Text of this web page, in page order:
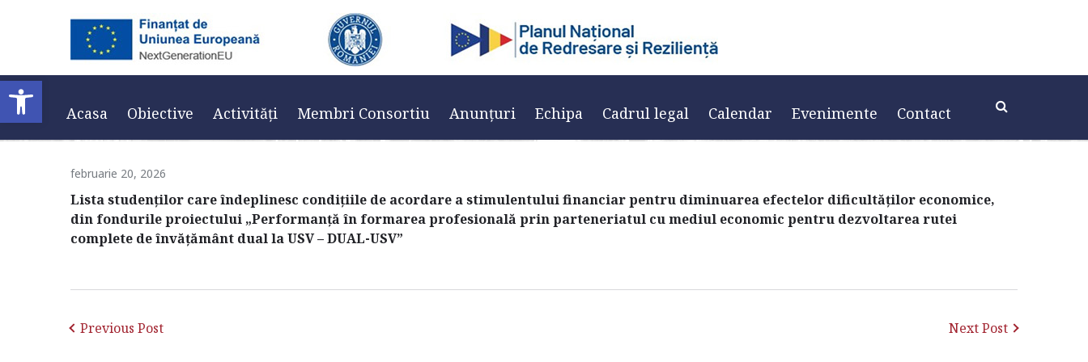
Deschide bara de unelte
Acasa Obiective Activități Membri Consortiu Anunțuri Echipa Cadrul legal Calendar Evenimente Contact
Lista studenti FIESC si FIMAR pentru acordarea de sprijin
financiar 20-02-2026
februarie 20, 2026
Lista studenților care îndeplinesc condițiile de acordare a stimulentului financiar pentru diminuarea efectelor dificultăților economice,
din fondurile proiectului „Performanță în formarea profesională prin parteneriatul cu mediul economic pentru dezvoltarea rutei
complete de învățământ dual la USV – DUAL-USV”
Previous Post Next Post